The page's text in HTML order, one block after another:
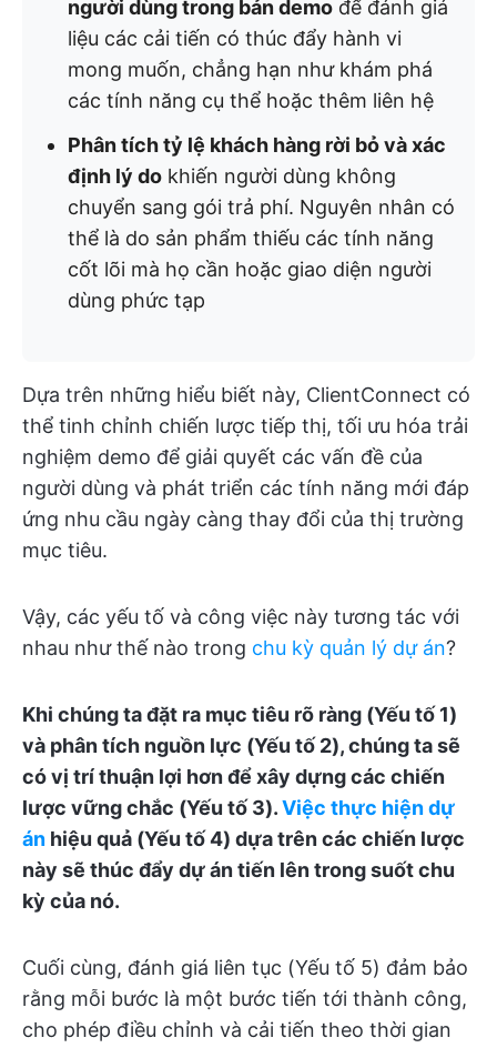
người dùng trong bản demo để đánh giá
liệu các cải tiến có thúc đẩy hành vi
mong muốn, chẳng hạn như khám phá
các tính năng cụ thể hoặc thêm liên hệ
Phân tích tỷ lệ khách hàng rời bỏ và xác
định lý do khiến người dùng không
chuyển sang gói trả phí. Nguyên nhân có
thể là do sản phẩm thiếu các tính năng
cốt lõi mà họ cần hoặc giao diện người
dùng phức tạp
Dựa trên những hiểu biết này, ClientConnect có
thể tinh chỉnh chiến lược tiếp thị, tối ưu hóa trải
nghiệm demo để giải quyết các vấn đề của
người dùng và phát triển các tính năng mới đáp
ứng nhu cầu ngày càng thay đổi của thị trường
mục tiêu.
Vậy, các yếu tố và công việc này tương tác với
nhau như thế nào trong chu kỳ quản lý dự án?
Khi chúng ta đặt ra mục tiêu rõ ràng (Yếu tố 1)
và phân tích nguồn lực (Yếu tố 2), chúng ta sẽ
có vị trí thuận lợi hơn để xây dựng các chiến
lược vững chắc (Yếu tố 3).Việc thực hiện dự
án hiệu quả (Yếu tố 4) dựa trên các chiến lược
này sẽ thúc đẩy dự án tiến lên trong suốt chu
kỳ của nó.
Cuối cùng, đánh giá liên tục (Yếu tố 5) đảm bảo
rằng mỗi bước là một bước tiến tới thành công,
cho phép điều chỉnh và cải tiến theo thời gian